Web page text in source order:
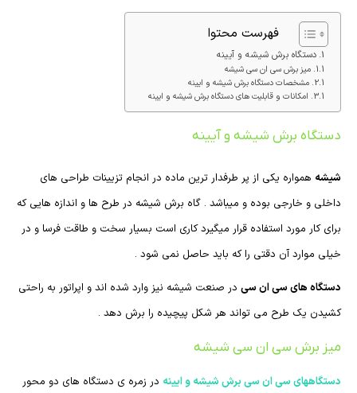
فهرست محتوا
دستگاه برش شیشه و آیینه
میز برش سی ان سی شیشه
مشخصات دستگاه برش شیشه و ایینه
امکانات و قابلیت های دستگاه برش شیشه و ایینه
دستگاه برش شیشه و آیینه
شیشه همواره یکی از پر طرفدار ترین ماده در انجام تزیینات طراحی های
داخلی و خارجی بوده و میباشد . گاه برش شیشه در طرح ها و اندازه هایی که
برای کار مورد استفاده قرار میگیرد کاری است بسیار سخت و طاقت فرسا و در
خیلی موارد آن دقتی را که باید حاصل نمی شود .
دستگاه های سی ان سی در صنعت شیشه نیز وارد شده اند و اپراتور به راحتی
کشیدن یک طرح می تواند هر شکل پیچیده را برش دهد .
میز برش سی ان سی شیشه
دستگاههای سی ان سی برش شیشه و ایینه در زمره ی دستگاه های دو محور